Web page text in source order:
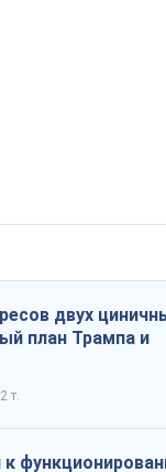
двух
план Трампа и
т.